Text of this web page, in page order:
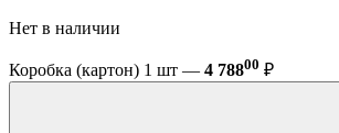
Нет в наличии
Коробка (картон) 1 шт — 4 78800 ₽